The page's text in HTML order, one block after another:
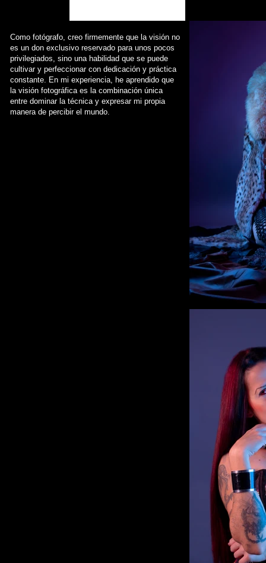
Como fotógrafo, creo firmemente que la visión no
es un don exclusivo reservado para unos pocos
privilegiados, sino una habilidad que se puede
cultivar y perfeccionar con dedicación y práctica
constante. En mi experiencia, he aprendido que
la visión fotográfica es la combinación única
entre dominar la técnica y expresar mi propia
manera de percibir el mundo.